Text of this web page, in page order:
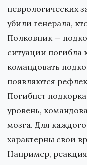
неврологических
убили генерала,
Полковник —
ситуации погибла
командовать
появляются
Погибнет
уровень,
мозга. Для
характерны свои
Например, реакция